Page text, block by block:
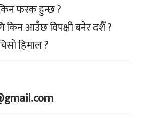
फरक हुन्छ ?
किन आउँछ विपक्षी बनेर दशैँ ?
हिमाल ?